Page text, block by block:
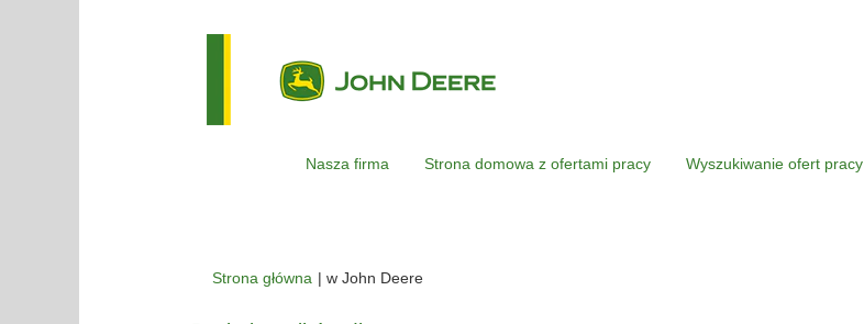
Nasza firma Strona domowa z ofertami pracy Wyszukiwanie ofert pracy
Strona główna | w John Deere(bieżąca